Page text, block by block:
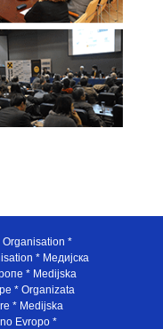
Organisation *
* Медијска
* Medijska
* Organizata
* Medijska
Evropo *